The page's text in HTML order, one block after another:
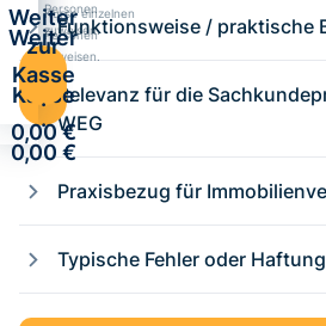
Personen
zuweisen.
Weiter
zur
Kasse
·
0,00 €
Kurse einzelnen
Personen
zuweisen.
Weiter
zur
Kasse
·
0,00 €
Funktionsweise / praktische
Relevanz für die
WEG
Praxisbezug für
Typische Fehler oder